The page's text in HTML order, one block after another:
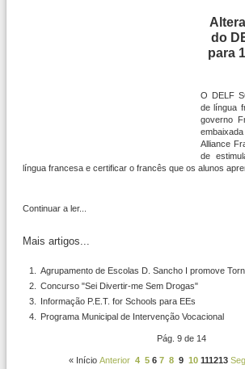
do
para
O DELF
de língua
governo
Alliance
de
língua francesa e certificar o francês que os alunos
Continuar a ler...
Mais artigos...
Agrupamento de Escolas D. Sancho I promove
Concurso "Sei Divertir-me Sem Drogas"
Informação P.E.T. for Schools para EEs
Programa Municipal de Intervenção Vocacional
Pág. 9 de 14
« Início Anterior 4 5 6 7 8 9 10 111213